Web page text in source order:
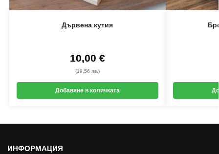
Дървена кутия
10,00 €
(19,56 лв.)
Добавяне в количката
ИНФОРМАЦИЯ